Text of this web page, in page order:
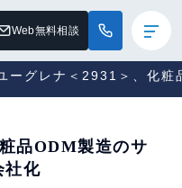
Web無料相談
ーグレナ＜2931＞、化粧
品ODM製造のサ
社化